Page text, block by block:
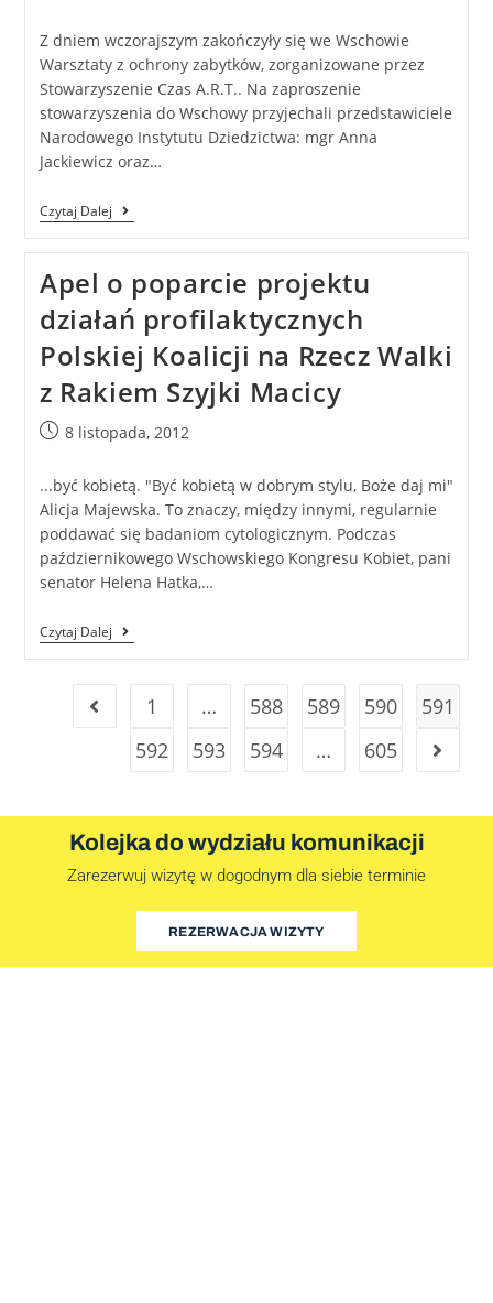
Z dniem wczorajszym zakończyły się we Wschowie
Warsztaty z ochrony zabytków, zorganizowane przez
Stowarzyszenie Czas A.R.T.. Na zaproszenie
stowarzyszenia do Wschowy przyjechali przedstawiciele
Narodowego Instytutu Dziedzictwa: mgr Anna
Jackiewicz oraz…
Czytaj Dalej
Apel o poparcie projektu
działań profilaktycznych
Polskiej Koalicji na Rzecz Walki
z Rakiem Szyjki Macicy
8 listopada, 2012
...być kobietą. "Być kobietą w dobrym stylu, Boże daj mi"
Alicja Majewska. To znaczy, między innymi, regularnie
poddawać się badaniom cytologicznym. Podczas
październikowego Wschowskiego Kongresu Kobiet, pani
senator Helena Hatka,…
Czytaj Dalej
1 … 588 589 590
591
592
593 594 … 605
Kolejka do wydziału komunikacji
Zarezerwuj wizytę w dogodnym dla siebie terminie
REZERWACJA WIZYTY